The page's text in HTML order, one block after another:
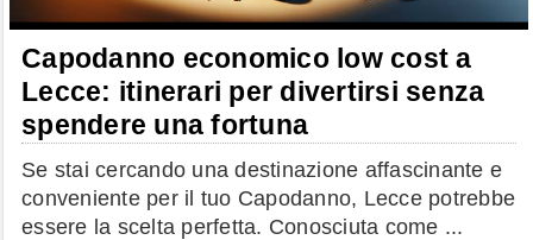
Capodanno economico low cost a
Lecce: itinerari per divertirsi senza
spendere una fortuna
Se stai cercando una destinazione affascinante e
conveniente per il tuo Capodanno, Lecce potrebbe
essere la scelta perfetta. Conosciuta come ...